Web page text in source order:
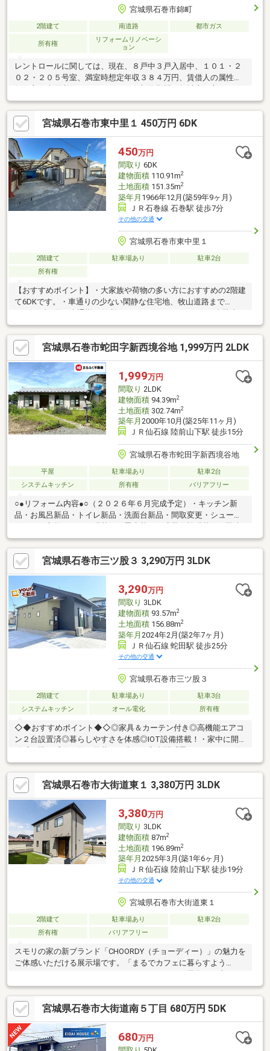
宮城県石巻市錦町
2階建て 南道路 都市ガス
所有権
リフォームリノベーシ
ョン
レントロールに関しては、現在、８戸中３戸入居中、１０１・２
０２・２０５号室、満室時想定年収３８４万円、賃借人の属性一
敷金、礼金無し、共益費無し、滞納無し、２Ｋ６帖和室×２使用部
分面積３４．７８㎡
宮城県石巻市東中里１ 450万円 6DK
450万円
間取り 6DK
建物面積110.91m2
土地面積151.35m2
築年月 1966年12月(築59年9ヶ月)
ＪＲ石巻線 石巻駅 徒歩7分
その他の交通
宮城県石巻市東中里１
2階建て 駐車場あり
駐車2台
所有権
【おすすめポイント】・大家族や荷物の多い方におすすめの2階建
て6DKです。・車通りの少ない閑静な住宅地、牧山道路まで
450m（車1分）車通勤に便利です。・カーポートがあり2台駐車可
能です。・JR石巻線・仙石線 石巻駅まで750m（徒歩10分）通勤
通学に便利です。・イオンモール石巻まで4100m（車9分）週末の
お買い物に便利です。
宮城県石巻市蛇田字新西境谷地 1,999万円 2LDK
1,999万円
間取り 2LDK
建物面積94.39m2
土地面積302.74m2
築年月 2000年10月(築25年11ヶ月)
ＪＲ仙石線 陸前山下駅 徒歩15分
宮城県石巻市蛇田字新西境谷地
平屋 駐車場あり
駐車2台
システムキッチン
所有権 バリアフリー
○●リフォーム内容●○（２０２６年６月完成予定）・キッチン新
品・お風呂新品・トイレ新品・洗面台新品・間取変更・シューズ
場増設・植栽剪定・白蟻点検・給湯器交換・インターホン設置・
火災警報器設置・照明器具交換・クリーニング・鍵交換・雨漏り
点検・設備点検○●エリア情報●○・蛇田小学校：徒歩１３分・山下
中学校：徒歩１３分・ファミリーマート：徒歩５分・Ｕマート：
徒歩７分お家探しに、「エリア」は問いません！ぜひお気軽にお
問い合わせ下さい♪
宮城県石巻市三ツ股３ 3,290万円 3LDK
3,290万円
間取り 3LDK
建物面積93.57m2
土地面積156.88m2
築年月 2024年2月(築2年7ヶ月)
ＪＲ仙石線 蛇田駅 徒歩25分
その他の交通
宮城県石巻市三ツ股３
2階建て 駐車場あり
駐車3台
システムキッチン
オール電化 所有権
◇◆おすすめポイント◆◇◎家具＆カーテン付き◎高機能エアコ
ン２台設置済◎暮らしやすさを体感◎IOT設備搭載！・家中に開
放感を導く『吹き抜け天井』・癒しの和空間『畳コーナー』・陽
当たりと通風を確保『三方角地』・モダンでシックな色合いで
『高級感』をプラス♪・第三者期間が認めた安心の『長期優良認定
住宅』◇◆エリア情報◆◇・ローソン：徒歩約３分・ザ・ビッ
グ：徒歩約６分・ヨークベニマル石巻門脇店：徒歩約12分・石巻
市立釜保育園：徒歩約3分・石巻市立釜小学校：徒歩約15分
宮城県石巻市大街道東１ 3,380万円 3LDK
3,380万円
間取り 3LDK
建物面積87m2
土地面積196.89m2
築年月 2025年3月(築1年6ヶ月)
ＪＲ仙石線 陸前山下駅 徒歩19分
その他の交通
宮城県石巻市大街道東１
2階建て 駐車場あり
駐車2台
所有権
バリアフリー
スモリの家の新ブランド「CHOORDY（チョーディー）」の魅力を
ご体感いただける展示場です。「まるでカフェに暮らすよう
くもりが調和するカフェヴィンテージスタイルでまとめました。
どこか懐かしくて居心地の良い空間がくつろぎの時間を紡ぎ出
し、毎日の暮らしを豊かに彩ってくれます。お気に入りの一杯を
片手に過ごす午後のような、“ちょうどいい”住まいでのひととき
をご提案いたします。ぜひごゆっくりお過ごしください。
宮城県石巻市大街道南５丁目 680万円 5DK
680万円